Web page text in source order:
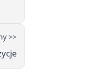
>>